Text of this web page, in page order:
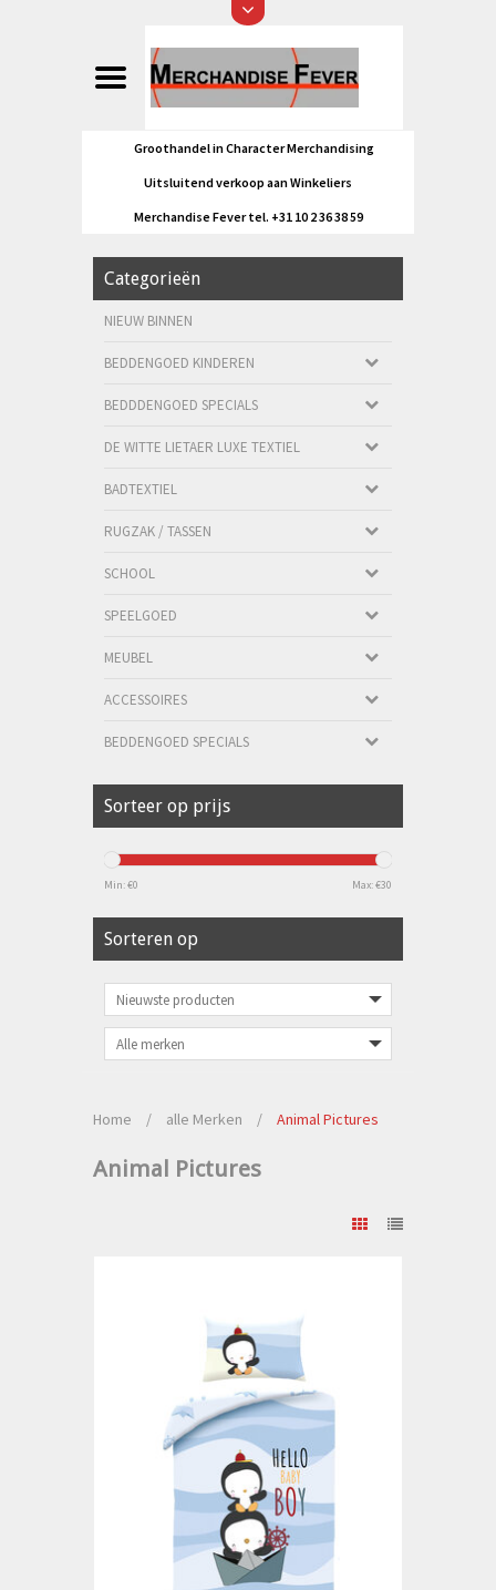
Groothandel in Character Merchandising
Uitsluitend verkoop aan Winkeliers
Merchandise Fever tel. +31 10 2 36 38 59
Categorieën
NIEUW BINNEN
BEDDENGOED KINDEREN
BEDDDENGOED SPECIALS
DE WITTE LIETAER LUXE TEXTIEL
BADTEXTIEL
RUGZAK / TASSEN
SCHOOL
SPEELGOED
MEUBEL
ACCESSOIRES
BEDDENGOED SPECIALS
Sorteer op prijs
Min: €0 Max: €30
Sorteren op
Home / alle Merken / Animal Pictures
Animal Pictures